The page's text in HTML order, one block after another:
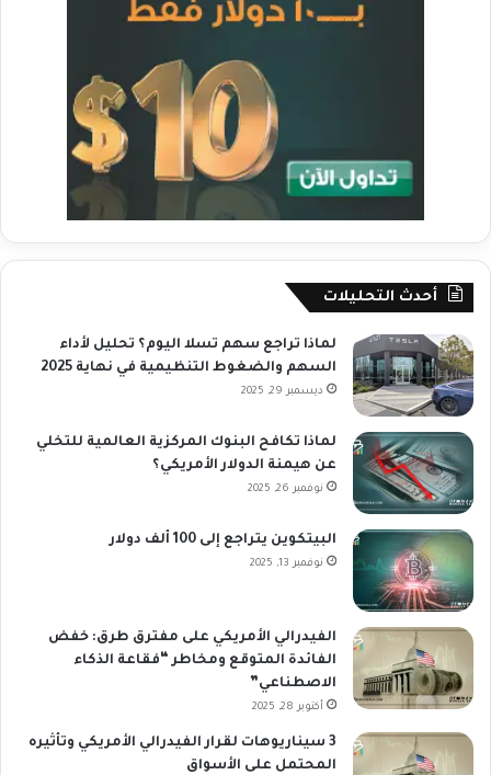
أحدث التحليلات
لماذا تراجع سهم تسلا اليوم؟ تحليل لأداء
السهم والضغوط التنظيمية في نهاية 2025
ديسمبر 29, 2025
لماذا تكافح البنوك المركزية العالمية للتخلي
عن هيمنة الدولار الأمريكي؟
نوفمبر 26, 2025
البيتكوين يتراجع إلى 100 ألف دولار
نوفمبر 13, 2025
الفيدرالي الأمريكي على مفترق طرق: خفض
الفائدة المتوقع ومخاطر “فقاعة الذكاء
الاصطناعي”
أكتوبر 28, 2025
3 سيناريوهات لقرار الفيدرالي الأمريكي وتأثيره
المحتمل على الأسواق